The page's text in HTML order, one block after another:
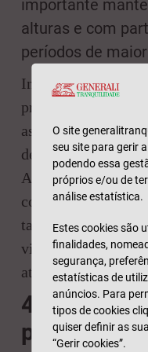
importante
alturas e com
períodos de
provoca reações
as quais a
de sensação de
Além disso, é uma
consegue conciliar
tarefas diárias.
vibrações e reserve
atenção. Ajudá-lo-
4.
para não
O site
seu site para gerir
podendo essa
próprios e/ou de
análise estatística.
Estes cookies são
finalidades,
segurança,
estatísticas de
anúncios. Para
tipos de cookies
quiser definir as
“Gerir cookies”.